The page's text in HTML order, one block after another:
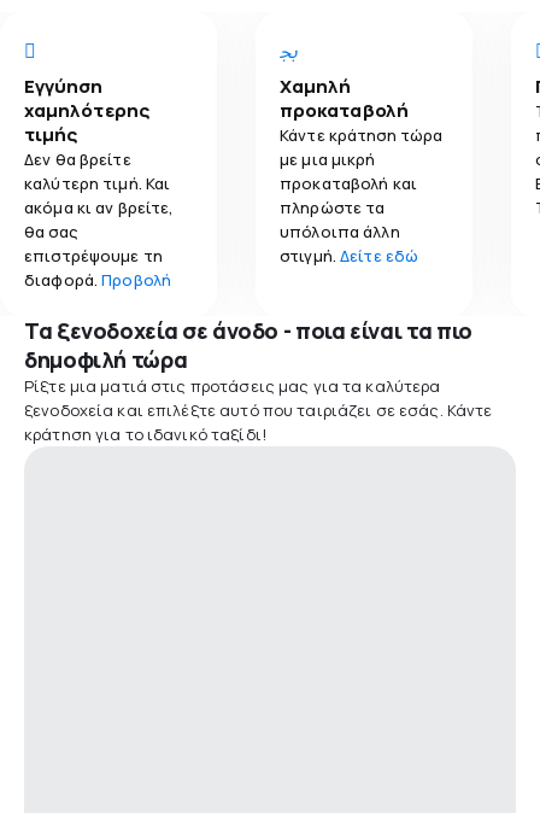
Εγγύηση
χαμηλότερης
τιμής
Δεν θα βρείτε
καλύτερη τιμή. Και
ακόμα κι αν βρείτε,
θα σας
επιστρέψουμε τη
διαφορά.Προβολή
Χαμηλή
προκαταβολή
Κάντε κράτηση τώρα
με μια μικρή
προκαταβολή και
πληρώστε τα
υπόλοιπα άλλη
στιγμή.Δείτε εδώ
Τα ξενοδοχεία σε άνοδο - ποια είναι τα πιο
δημοφιλή τώρα
Ρίξτε μια ματιά στις προτάσεις μας για τα καλύτερα
ξενοδοχεία και επιλέξτε αυτό που ταιριάζει σε εσάς. Κάντε
κράτηση για το ιδανικό ταξίδι!